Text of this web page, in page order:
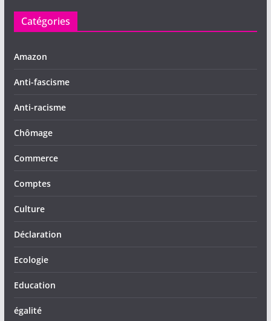
Catégories
Amazon
Anti-fascisme
Anti-racisme
Chômage
Commerce
Comptes
Culture
Déclaration
Ecologie
Education
égalité